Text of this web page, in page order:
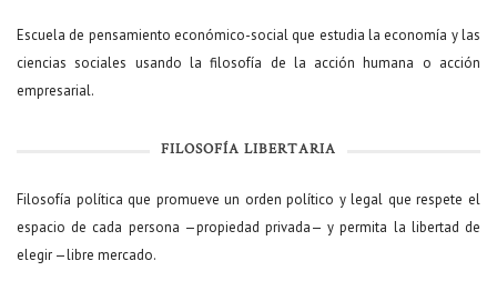
Escuela de pensamiento económico-social que estudia la economía y las
ciencias sociales usando la filosofía de la acción humana o acción
empresarial.
FILOSOFÍA LIBERTARIA
Filosofía política que promueve un orden político y legal que respete el
espacio de cada persona —propiedad privada— y permita la libertad de
elegir —libre mercado.